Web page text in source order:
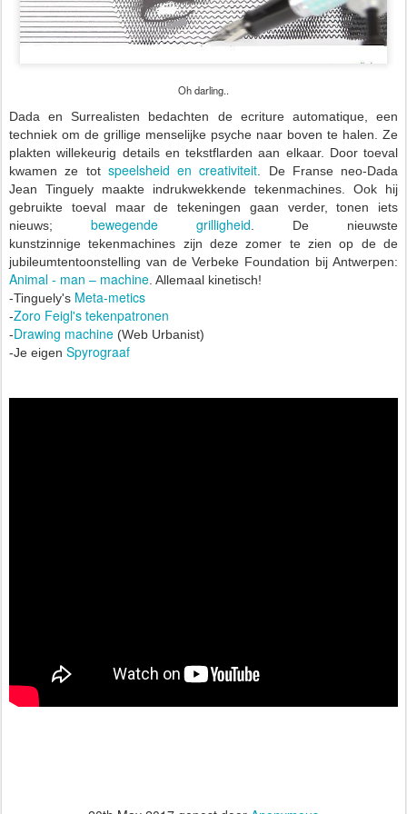
Oh darling..
Dada en Surrealisten bedachten de ecriture automatique,een
techniek om de grillige menselijke psyche naar boven te halen. Ze
plakten willekeurig details en tekstflarden aan elkaar. Door toeval
kwamen ze tot speelsheid en creativiteit
De Franse neo-Dada
Jean Tinguely maakte indrukwekkende tekenmachines. Ook hij
gebruikte toeval maar de tekeningen gaan verder, tonen iets
nieuws; bewegende grilligheid . De nieuwste
kunstzinnigetekenmachines zijn deze zomer te zien op de de
jubileumtentoonstelling van de Verbeke Foundation bij Antwerpen:
Animal - man – machine . Allemaal kinetisch!
-Tinguely's Meta-metics
-Zoro Feigl's tekenpatronen
-Drawing machine (Web Urbanist)
-Je eigen Spyrograaf